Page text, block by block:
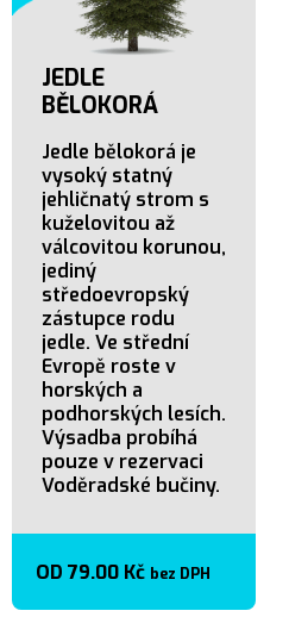
JEDLE
BĚLOKORÁ
Jedle bělokorá je
vysoký statný
jehličnatý strom s
kuželovitou až
válcovitou korunou,
jediný
středoevropský
zástupce rodu
jedle. Ve střední
Evropě roste v
horských a
podhorských lesích.
Výsadba probíhá
pouze v rezervaci
Voděradské bučiny.
OD 79.00 Kč bez DPH